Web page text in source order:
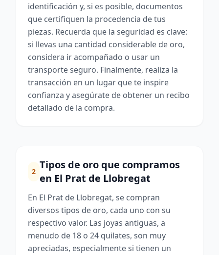
identificación y, si es posible, documentos
que certifiquen la procedencia de tus
piezas. Recuerda que la seguridad es clave:
si llevas una cantidad considerable de oro,
considera ir acompañado o usar un
transporte seguro. Finalmente, realiza la
transacción en un lugar que te inspire
confianza y asegúrate de obtener un recibo
detallado de la compra.
2
Tipos de oro que compramos
en El Prat de Llobregat
En El Prat de Llobregat, se compran
diversos tipos de oro, cada uno con su
respectivo valor. Las joyas antiguas, a
menudo de 18 o 24 quilates, son muy
apreciadas, especialmente si tienen un